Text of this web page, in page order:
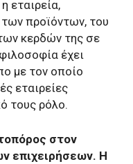
εταιρεία,
προϊόντων, του
κερδών της σε
έχει
με τον οποίο
εταιρείες
τους ρόλο.
στον
επιχειρήσεων. Η